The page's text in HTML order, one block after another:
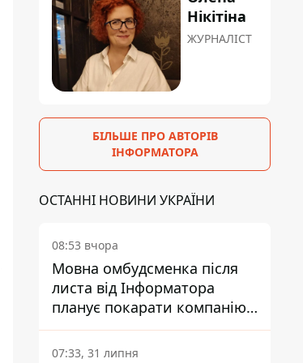
Нікітіна
ЖУРНАЛІСТ
БІЛЬШЕ ПРО АВТОРІВ
ІНФОРМАТОРА
ОСТАННІ НОВИНИ УКРАЇНИ
08:53 вчора
Мовна омбудсменка після
листа від Інформатора
планує покарати компанію-
підрядника ПриватБанку
07:33, 31 липня